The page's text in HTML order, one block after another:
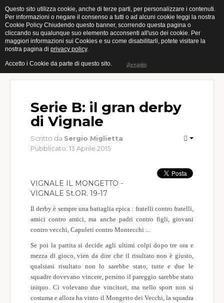
Home
Categorie
Open
Indoor
Giovanili
Eventi
Calendari
World Wide
Meteo
Serie B: il gran derby
di Vignale
Scritto da Sergio Miglietta
Pubblicato: 13 Aprile 2015
VIGNALE IL MONGETTO -
VIGNALE St.OR. 19-17
Il derby è sempre una battaglia epica : fratelli contro fratelli,
amici contro amici, ma anche padri contro figli, giovani
contro vecchi, Capuleti contro Montecchi ...
Se poi la partita si decide agli ultimi colpi dopo tre ora e
mezza di gioco, vien da dire che il risultato non è giusto,
qualsiasi risultato non lo sarebbe stato, tutte e due le
squadre dovevano vincere, persino il pareggio sarebbe stato
iniquo. Ci volevano due vincitori, ma nello sport non si
costuma e allora ha vinto il Mongetto dei Vecchi, la squadra
Questo sito utilizza cookie, anche di terze parti, per personalizzare i contenuti.
Per informazioni o negare il consenso a tutti o ad alcuni cookie leggi la nostra
Cookie Policy Chiudendo questo banner, scorrendo questa pagina o
cliccando su qualunque suo elemento acconsenti all'uso dei cookie. Per
maggiori informazioni sui Cookies e su come disabilitarli, potete visitare la
nostra pagina di privacy policy.
Accetto i Cookie da parte di questo sito. Accetto